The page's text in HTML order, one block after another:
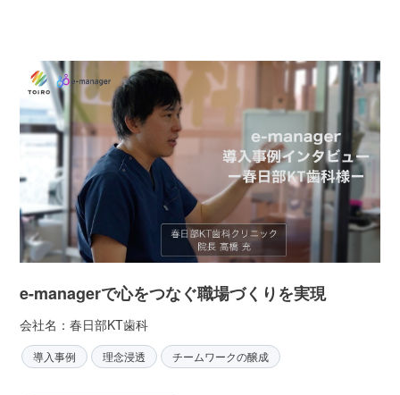
e-managerで心をつなぐ職場づくりを実現
会社名：春日部KT歯科
導入事例 理念浸透 チームワークの醸成